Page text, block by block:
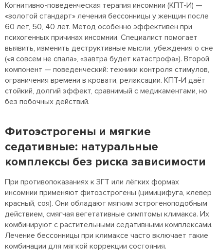
Когнитивно-поведенческая терапия инсомнии (КПТ-И) —
«золотой стандарт» лечения бессонницы у женщин после
60 лет, 50, 40 лет. Метод особенно эффективен при
психогенных причинах инсомнии. Специалист помогает
выявить, изменить деструктивные мысли, убеждения о сне
(«я совсем не спала», «завтра будет катастрофа»). Второй
компонент — поведенческий: техники контроля стимулов,
ограничения времени в кровати, релаксации. КПТ-И даёт
стойкий, долгий эффект, сравнимый с медикаментами, но
без побочных действий.
Фитоэстрогены и мягкие
седативные: натуральные
комплексы без риска зависимости
При противопоказаниях к ЗГТ или лёгких формах
инсомнии применяют фитоэстрогены (цимицифуга, клевер
красный, соя). Они обладают мягким эстрогеноподобным
действием, смягчая вегетативные симптомы климакса. Их
комбинируют с растительными седативными комплексами.
Лечение бессонницы при климаксе часто включает такие
комбинации для мягкой коррекции состояния.